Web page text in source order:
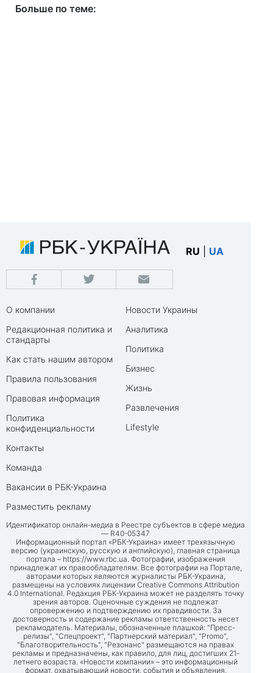
Больше по теме:
RU UA
О компании
Редакционная политика и
стандарты
Как стать нашим автором
Правила пользования
Правовая информация
Политика
конфиденциальности
Контакты
Команда
Вакансии в РБК-Украина
Разместить рекламу
Новости Украины
Аналитика
Политика
Бизнес
Жизнь
Развлечения
Lifestyle
Идентификатор онлайн-медиа в Реестре субъектов в сфере медиа
— R40-05347
Информационный портал «РБК-Украина» имеет трехязычную
версию (украинскую, русскую и английскую), главная страница
портала – https://www.rbc.ua . Фотографии, изображения
принадлежат их правообладателям. Все фотографии на Портале,
авторами которых являются журналисты РБК-Украина,
размещены на условиях лицензии Creative Commons Attribution
4.0 International. Редакция РБК-Украина может не разделять точку
зрения авторов. Оценочные суждения не подлежат
опровержению и подтверждению их правдивости. За
достоверность и содержание рекламы ответственность несет
рекламодатель. Материалы, обозначенные плашкой: "Пресс-
релизы", "Спецпроект", "Партнерский материал", "Promo",
"Благотворительность", "Резонанс" размещаются на правах
рекламы и предназначены, как правило, для лиц, достигших 21-
летнего возраста. «Новости компании» – это информационный
формат, охватывающий новости, события и объявления,